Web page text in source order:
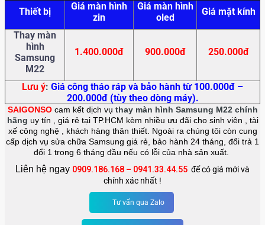
Thiết bị
Giá màn hình
zin
Giá màn hình
oled
Giá mặt kính
Thay màn
hình
Samsung
M22
1.400.000đ 900.000đ 250.000đ
Lưu ý: Giá công tháo ráp và bảo hành từ 100.000đ –
200.000đ (tùy theo dòng máy).
SAIGONSO cam kết dịch vụ thay màn hình Samsung M22 chính
hãng uy tín , giá rẻ tại TP.HCM kèm nhiều ưu đãi cho sinh viên , tài
xế công nghệ , khách hàng thân thiết. Ngoài ra chúng tôi còn cung
cấp dịch vụ sửa chữa Samsung giá rẻ, bảo hành 24 tháng, đổi trả 1
đổi 1 trong 6 tháng đầu nếu có lỗi của nhà sản xuất.
Liên hệ ngay 0909.186.168 – 0941.33.44.55 để có giá mới và
chính xác nhất !
Tư vấn qua Zalo